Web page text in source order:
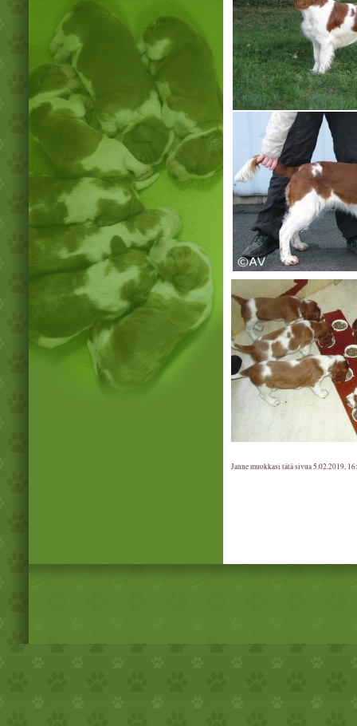
Janne muokkasi tätä sivua 5.02.2019,